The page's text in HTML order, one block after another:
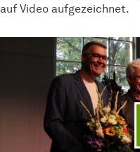
auf Video aufgezeichnet.